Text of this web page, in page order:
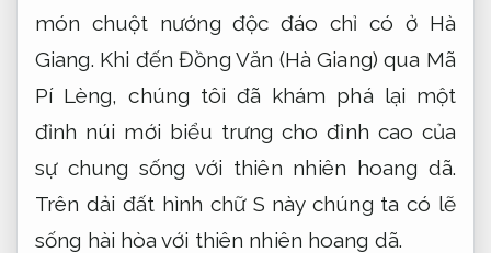
món chuột nướng độc đáo chỉ có ở Hà
Giang. Khi đến Đồng Văn (Hà Giang) qua Mã
Pí Lèng, chúng tôi đã khám phá lại một
đỉnh núi mới biểu trưng cho đỉnh cao của
sự chung sống với thiên nhiên hoang dã.
Trên dải đất hình chữ S này chúng ta có lẽ
sống hài hòa với thiên nhiên hoang dã.